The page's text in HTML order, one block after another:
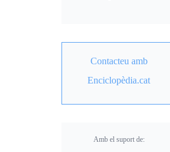
Contacteu amb
Enciclopèdia.cat
Amb el suport de: